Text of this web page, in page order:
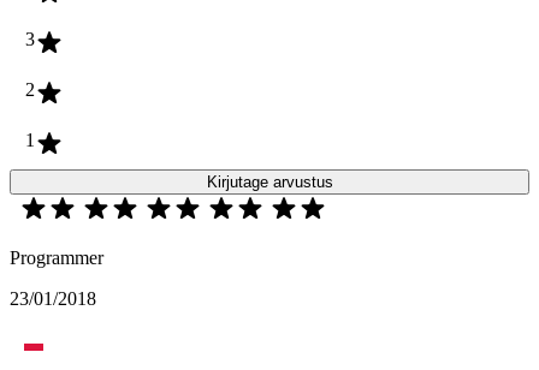
3
2
1
Kirjutage arvustus
Programmer
23/01/2018